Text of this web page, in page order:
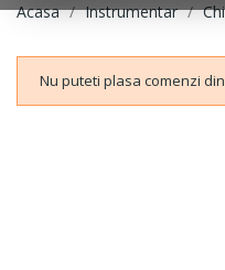
Acasa Instrumentar
Nu puteti plasa comenzi